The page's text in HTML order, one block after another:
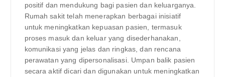
positif dan mendukung bagi pasien dan keluarganya.
Rumah sakit telah menerapkan berbagai inisiatif
untuk meningkatkan kepuasan pasien, termasuk
proses masuk dan keluar yang disederhanakan,
komunikasi yang jelas dan ringkas, dan rencana
perawatan yang dipersonalisasi. Umpan balik pasien
secara aktif dicari dan digunakan untuk meningkatkan